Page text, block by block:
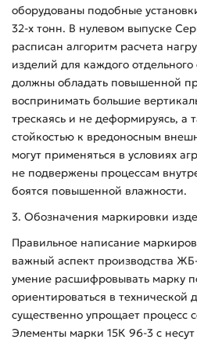
оборудованы подобные
32-х тонн. В нулевом выпуске
расписан алгоритм расчета
изделий для каждого
должны обладать повышенной
воспринимать большие
трескаясь и не деформируясь, а
стойкостью к вредоносным
могут применяться в условиях
не подвержены процессам
боятся повышенной влажности.
3. Обозначения маркировки
Правильное написание
важный аспект производства
умение расшифровывать марку
ориентироваться в технической
существенно упрощает процесс
Элементы марки 15К 96-3 с